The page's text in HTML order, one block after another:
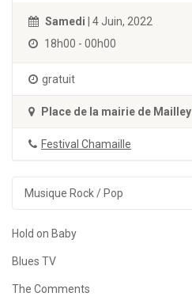
Samedi | 4 Juin, 2022
18h00 - 00h00
gratuit
Place de la mairie de Mailley
Festival Chamaille
Musique Rock / Pop
Hold on Baby
Blues TV
The Comments